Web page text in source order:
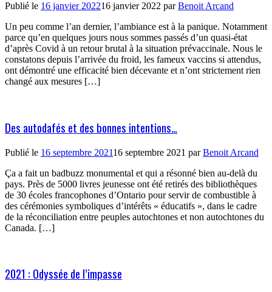
Publié le 16 janvier 202216 janvier 2022 parBenoit Arcand
Un peu comme l’an dernier, l’ambiance est à la panique. Notamment
parce qu’en quelques jours nous sommes passés d’un quasi-état
d’après Covid à un retour brutal à la situation prévaccinale. Nous le
constatons depuis l’arrivée du froid, les fameux vaccins si attendus,
ont démontré une efficacité bien décevante et n’ont strictement rien
changé aux mesures […]
Des autodafés et des bonnes intentions…
Publié le 16 septembre 202116 septembre 2021 parBenoit Arcand
Ça a fait un badbuzz monumental et qui a résonné bien au-delà du
pays. Près de 5000 livres jeunesse ont été retirés des bibliothèques
de 30 écoles francophones d’Ontario pour servir de combustible à
des cérémonies symboliques d’intérêts « éducatifs », dans le cadre
de la réconciliation entre peuples autochtones et non autochtones du
Canada. […]
2021 : Odyssée de l’impasse